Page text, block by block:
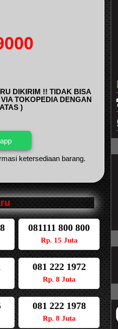
DIKIRIM !! TIDAK BISA
TOKOPEDIA DENGAN
)
ketersediaan barang.
081111 800 800
Rp. 15 Juta
081 222 1972
Rp. 8 Juta
081 222 1978
Rp. 8 Juta